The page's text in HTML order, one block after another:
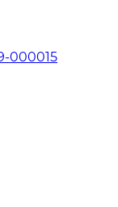
000015